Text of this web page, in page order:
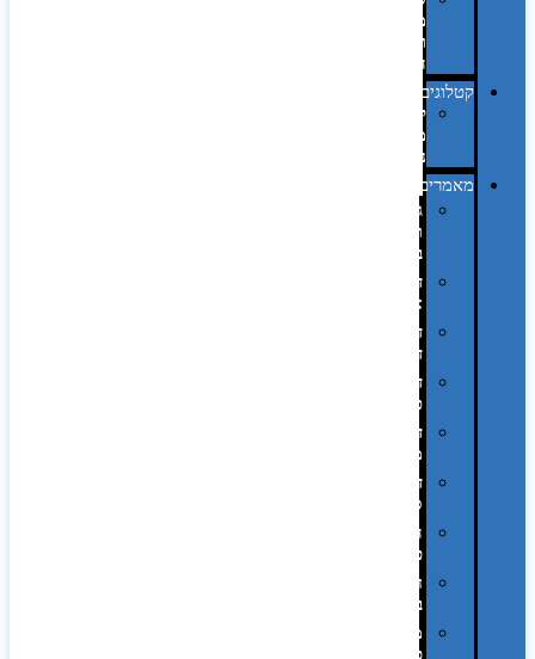
מחשב
וציוד
היקפי
קטלוגים
קטלוג
מוצרי
נייר
מאמרים
גימורים
והשבחות
בדפוס
דפוס
אופסט
דפוס
דיגיטלי
דפוס
טמפון
דפוס
משי
דפוס
סובלימציה
הדפס
פרוצס
חריטה
בלייזר
מהו
פנטון?